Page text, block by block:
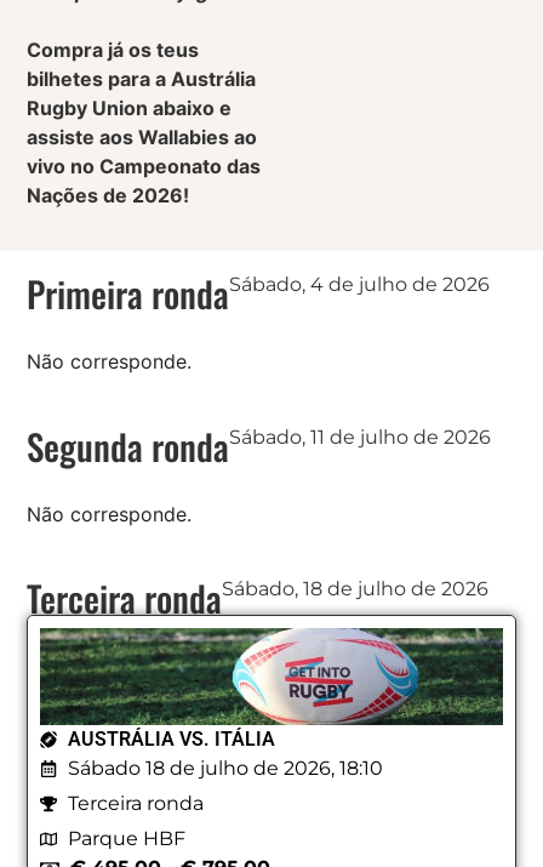
Compra já os teus
bilhetes para a Austrália
Rugby Union abaixo e
assiste aos Wallabies ao
vivo no Campeonato das
Nações de 2026!
Primeira rondaSábado, 4 de julho de 2026
Não corresponde.
Segunda rondaSábado, 11 de julho de 2026
Não corresponde.
Terceira rondaSábado, 18 de julho de 2026
AUSTRÁLIA VS. ITÁLIA
Sábado 18 de julho de 2026, 18:10
Terceira ronda
Parque HBF